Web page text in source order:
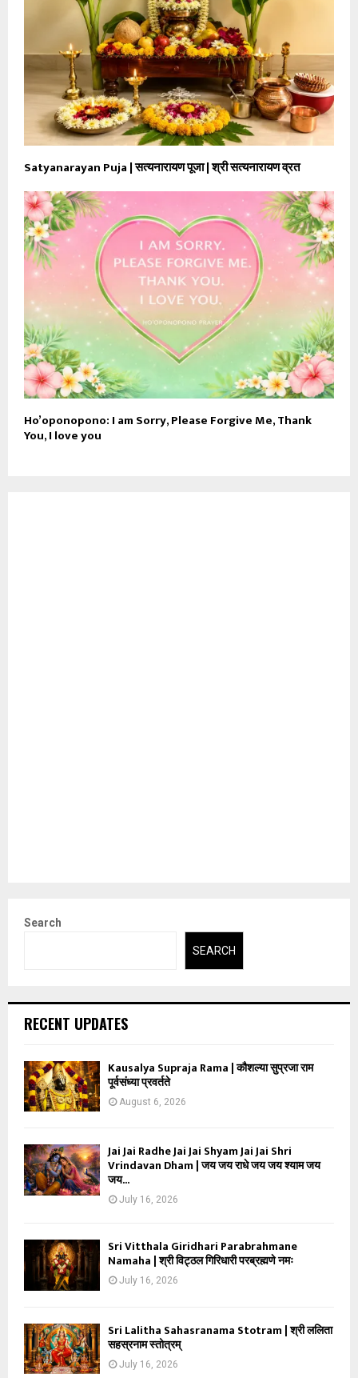
Satyanarayan Puja | सत्यनारायण पूजा | श्री सत्यनारायण व्रत
Ho’oponopono: I am Sorry, Please Forgive Me, Thank
You, I love you
Search
SEARCH
RECENT UPDATES
Kausalya Supraja Rama | कौशल्या सुप्रजा राम
पूर्वसंध्या प्रवर्तते
August 6, 2026
Jai Jai Radhe Jai Jai Shyam Jai Jai Shri
Vrindavan Dham | जय जय राधे जय जय श्याम जय
जय...
July 16, 2026
Sri Vitthala Giridhari Parabrahmane
Namaha | श्री विट्ठल गिरिधारी परब्रह्मणे नमः
July 16, 2026
Sri Lalitha Sahasranama Stotram | श्री ललिता
सहस्रनाम स्तोत्रम्
July 16, 2026